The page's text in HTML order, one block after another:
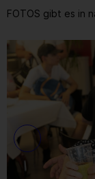
FOTOS gibt es in
19 / 264